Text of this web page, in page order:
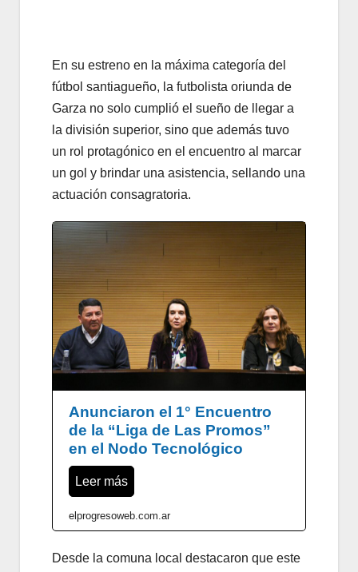
En su estreno en la máxima categoría del
fútbol santiagueño, la futbolista oriunda de
Garza no solo cumplió el sueño de llegar a
la división superior, sino que además tuvo
un rol protagónico en el encuentro al marcar
un gol y brindar una asistencia, sellando una
actuación consagratoria.
Anunciaron el 1° Encuentro
de la “Liga de Las Promos”
en el Nodo Tecnológico
Leer más
elprogresoweb.com.ar
Desde la comuna local destacaron que este